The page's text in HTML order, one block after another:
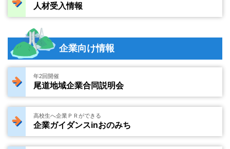
人材受入情報
企業向け情報
年2回開催
尾道地域企業合同説明会
高校生へ企業ＰＲができる
企業ガイダンスinおのみち